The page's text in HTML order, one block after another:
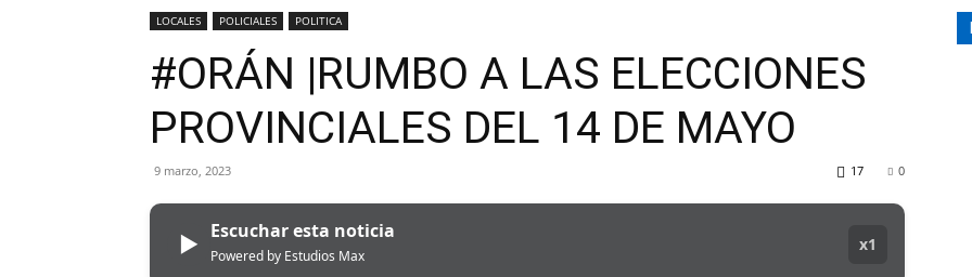
LOCALES POLICIALES POLITICA
#ORÁN |RUMBO A LAS ELECCIONES
PROVINCIALES DEL 14 DE MAYO
9 marzo, 2023 0
17
▶ Escuchar esta noticia
Powered by Estudios Max
x1